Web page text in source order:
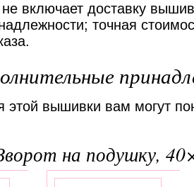
включает доставку
точная
вышивки вам могут
зворот на подушку,